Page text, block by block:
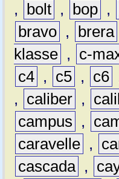
,
bolt , bop ,
bravo , brera
klasse , c-
c4 , c5 , c6
,
caliber ,
campus
,
caravelle ,
cascada ,